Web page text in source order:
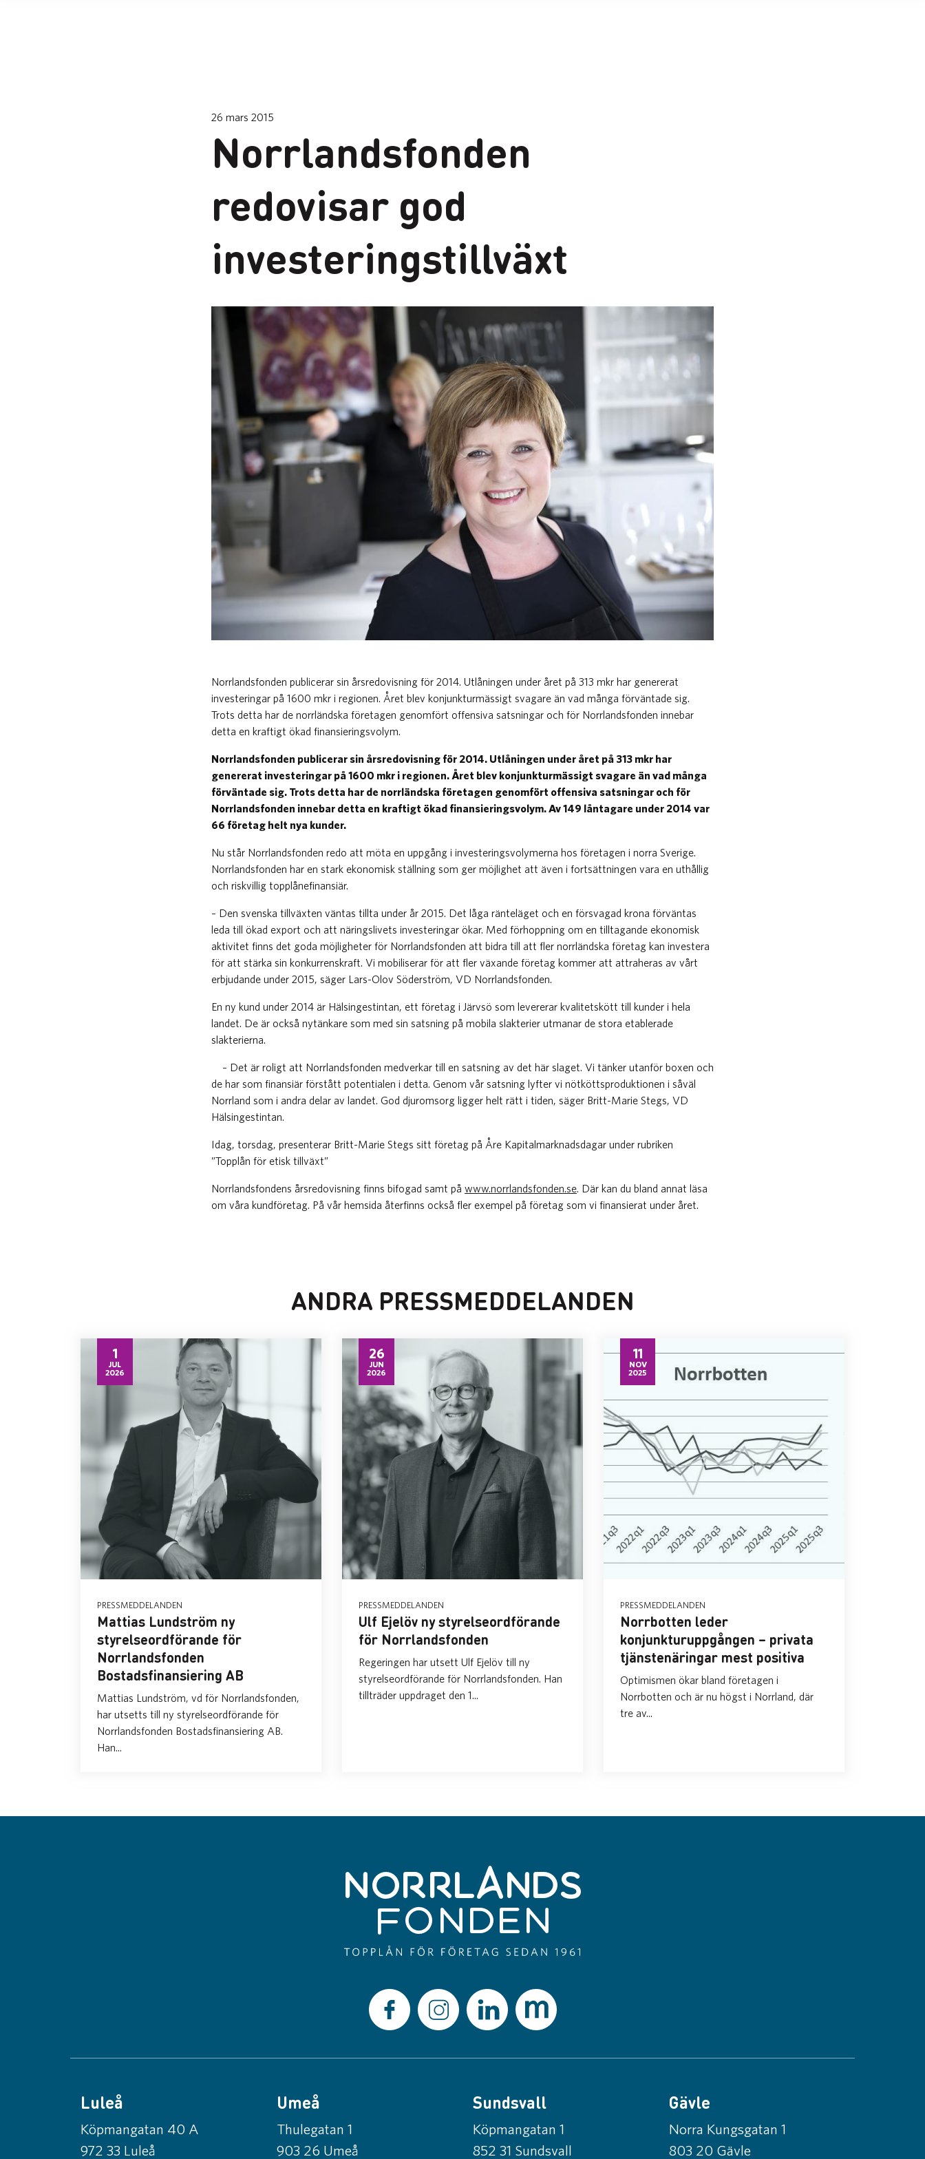
26 mars 2015
Norrlandsfonden
redovisar god
investeringstillväxt
​Norrlandsfonden publicerar sin årsredovisning för 2014. Utlåningen under året på 313 mkr har genererat
investeringar på 1600 mkr i regionen. Året blev konjunkturmässigt svagare än vad många förväntade sig.
Trots detta har de norrländska företagen genomfört offensiva satsningar och för Norrlandsfonden innebar
detta en kraftigt ökad finansieringsvolym.
Norrlandsfonden publicerar sin årsredovisning för 2014. Utlåningen under året på 313 mkr har
genererat investeringar på 1600 mkr i regionen. Året blev konjunkturmässigt svagare än vad många
förväntade sig. Trots detta har de norrländska företagen genomfört offensiva satsningar och för
Norrlandsfonden innebar detta en kraftigt ökad finansieringsvolym. Av 149 låntagare under 2014 var
66 företag helt nya kunder.
Nu står Norrlandsfonden redo att möta en uppgång i investeringsvolymerna hos företagen i norra Sverige.
Norrlandsfonden har en stark ekonomisk ställning som ger möjlighet att även i fortsättningen vara en uthållig
och riskvillig topplånefinansiär.
– Den svenska tillväxten väntas tillta under år 2015. Det låga ränteläget och en försvagad krona förväntas
leda till ökad export och att näringslivets investeringar ökar. Med förhoppning om en tilltagande ekonomisk
aktivitet finns det goda möjligheter för Norrlandsfonden att bidra till att fler norrländska företag kan investera
för att stärka sin konkurrenskraft. Vi mobiliserar för att fler växande företag kommer att attraheras av vårt
erbjudande under 2015, säger Lars-Olov Söderström, VD Norrlandsfonden.
En ny kund under 2014 är Hälsingestintan, ett företag i Järvsö som levererar kvalitetskött till kunder i hela
landet. De är också nytänkare som med sin satsning på mobila slakterier utmanar de stora etablerade
slakterierna.
– Det är roligt att Norrlandsfonden medverkar till en satsning av det här slaget. Vi tänker utanför boxen och
de har som finansiär förstått potentialen i detta. Genom vår satsning lyfter vi nötköttsproduktionen i såväl
Norrland som i andra delar av landet. God djuromsorg ligger helt rätt i tiden, säger Britt-Marie Stegs, VD
Hälsingestintan.
Idag, torsdag, presenterar Britt-Marie Stegs sitt företag på Åre Kapitalmarknadsdagar under rubriken
”Topplån för etisk tillväxt”
Norrlandsfondens årsredovisning finns bifogad samt på www.norrlandsfonden.se. Där kan du bland annat läsa
om våra kundföretag. På vår hemsida återfinns också fler exempel på företag som vi finansierat under året.
ANDRA PRESSMEDDELANDEN
1
JUL
2026
PRESSMEDDELANDEN
Mattias Lundström ny
styrelseordförande för
Norrlandsfonden
Bostadsfinansiering AB
Mattias Lundström, vd för Norrlandsfonden,
har utsetts till ny styrelseordförande för
Norrlandsfonden Bostadsfinansiering AB.
Han...
26
JUN
2026
PRESSMEDDELANDEN
Ulf Ejelöv ny styrelseordförande
för Norrlandsfonden
Regeringen har utsett Ulf Ejelöv till ny
styrelseordförande för Norrlandsfonden. Han
tillträder uppdraget den 1...
11
NOV
2025
PRESSMEDDELANDEN
Norrbotten leder
konjunkturuppgången – privata
tjänstenäringar mest positiva
Optimismen ökar bland företagen i
Norrbotten och är nu högst i Norrland, där
tre av...
Luleå
Köpmangatan 40 A
972 33 Luleå
Umeå
Thulegatan 1
903 26 Umeå
Sundsvall
Köpmangatan 1
852 31 Sundsvall
Gävle
Norra Kungsgatan 1
803 20 Gävle